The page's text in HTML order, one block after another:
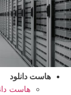
هاست دانلود
هاست